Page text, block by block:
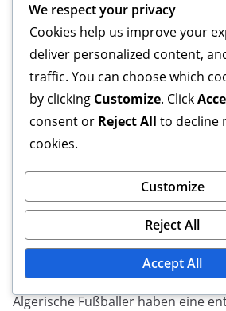
Mehrere algerische Spieler haben
Auszeichnungen erhalten, wie
Premier League Spieler der
Yassine Benzia, der als bester
Ligue 1 ausgezeichnet wurde.
heben das Talent und die
Fußballer auf der globalen Bühne
Beiträge zum
Vereinen in
Wettbewerben
Algerische Fußballer haben eine
We respect your privacy
Cookies help us improve your
deliver personalized content,
traffic. You can choose which
by clicking Customize. Click
consent or Reject All to decline
cookies.
Customize
Reject All
Accept All